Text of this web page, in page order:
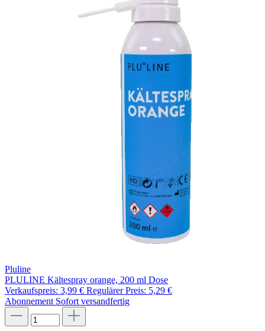
Pluline
PLULINE Kältespray orange, 200 ml Dose
Verkaufspreis: 3,99 € Regulärer Preis: 5,29 €
Abonnement Sofort versandfertig